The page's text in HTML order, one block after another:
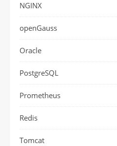
NGINX
openGauss
Oracle
PostgreSQL
Prometheus
Redis
Tomcat